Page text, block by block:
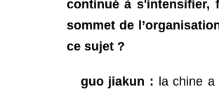
continué à s'intensifier,
sommet de
ce sujet ?
guo jiakun : la chine a